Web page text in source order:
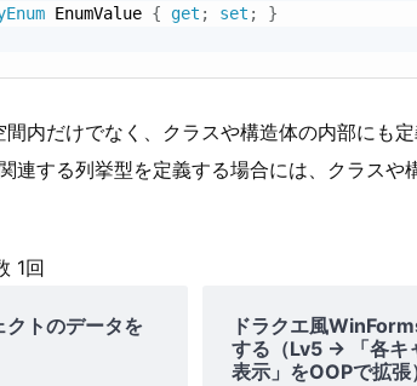
EnumValue { get ; set ;
}
間内だけでなく、クラスや構造体の内部にも
連する列挙型を定義する場合には、クラスや
1回
トのデータを
ドラクエ風
する（Lv5 → 「各キ
表示」をOOPで拡張